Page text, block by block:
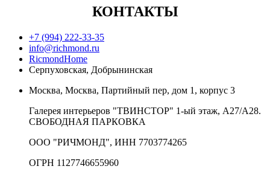
КОНТАКТЫ
+7 (994) 222-33-35
info@richmond.ru
RicmondHome
Серпуховская, Добрынинская
Москва, Москва, Партийный пер, дом 1, корпус 3
Галерея интерьеров "ТВИНСТОР" 1-ый этаж, А27/А28.
СВОБОДНАЯ ПАРКОВКА
ООО "РИЧМОНД", ИНН 7703774265
ОГРН 1127746655960